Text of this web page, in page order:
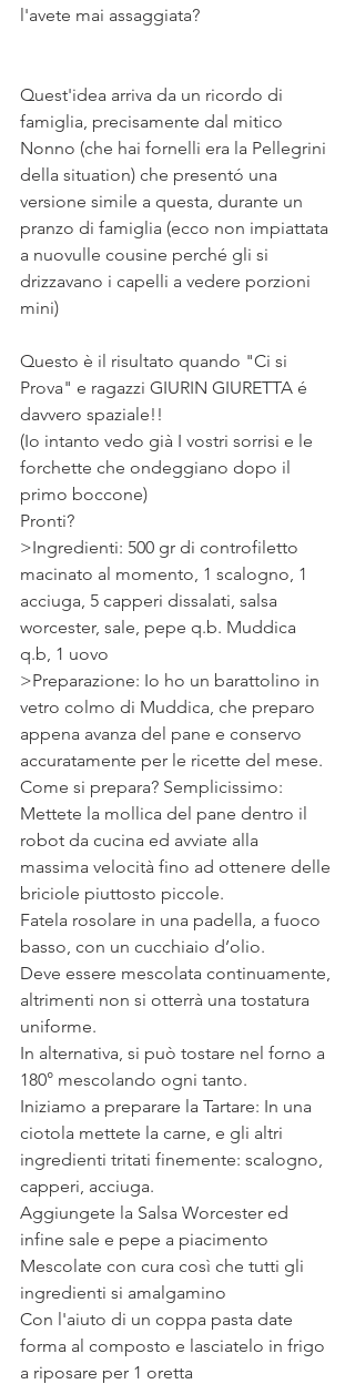
l'avete mai assaggiata?
Quest'idea arriva da un ricordo di
famiglia, precisamente dal mitico
Nonno (che hai fornelli era la Pellegrini
della situation) che presentó una
versione simile a questa, durante un
pranzo di famiglia (ecco non impiattata
a nuovulle cousine perché gli si
drizzavano i capelli a vedere porzioni
mini)
Questo è il risultato quando "Ci si
Prova" e ragazzi GIURIN GIURETTA é
davvero spaziale!!
(Io intanto vedo già I vostri sorrisi e le
forchette che ondeggiano dopo il
primo boccone)
Pronti?
>Ingredienti: 500 gr di controfiletto
macinato al momento, 1 scalogno, 1
acciuga, 5 capperi dissalati, salsa
worcester, sale, pepe q.b. Muddica
q.b, 1 uovo
>Preparazione: Io ho un barattolino in
vetro colmo di Muddica, che preparo
appena avanza del pane e conservo
accuratamente per le ricette del mese.
Come si prepara? Semplicissimo:
Mettete la mollica del pane dentro il
robot da cucina ed avviate alla
massima velocità fino ad ottenere delle
briciole piuttosto piccole.
Fatela rosolare in una padella, a fuoco
basso, con un cucchiaio d’olio.
Deve essere mescolata continuamente,
altrimenti non si otterrà una tostatura
uniforme.
In alternativa, si può tostare nel forno a
180° mescolando ogni tanto.
Iniziamo a preparare la Tartare: In una
ciotola mettete la carne, e gli altri
ingredienti tritati finemente: scalogno,
capperi, acciuga.
Aggiungete la Salsa Worcester ed
infine sale e pepe a piacimento
Mescolate con cura così che tutti gli
ingredienti si amalgamino
Con l'aiuto di un coppa pasta date
forma al composto e lasciatelo in frigo
a riposare per 1 oretta